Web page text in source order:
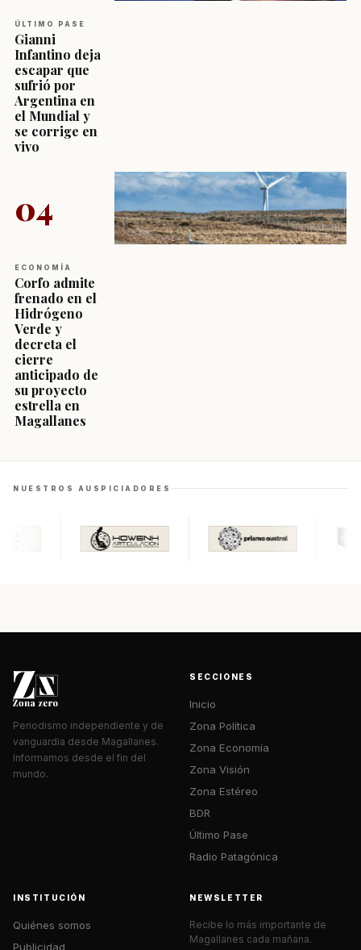
ÚLTIMO PASE
Gianni
Infantino deja
escapar que
sufrió por
Argentina en
el Mundial y
se corrige en
vivo
04
ECONOMÍA
Corfo admite
frenado en el
Hidrógeno
Verde y
decreta el
cierre
anticipado de
su proyecto
estrella en
Magallanes
NUESTROS AUSPICIADORES
Periodismo independiente y de
vanguardia desde Magallanes.
Informamos desde el fin del
mundo.
SECCIONES
Inicio
Zona Política
Zona Economía
Zona Visión
Zona Estéreo
BDR
Último Pase
Radio Patagónica
INSTITUCIÓN
Quiénes somos
Publicidad
NEWSLETTER
Recibe lo más importante de
Magallanes cada mañana.